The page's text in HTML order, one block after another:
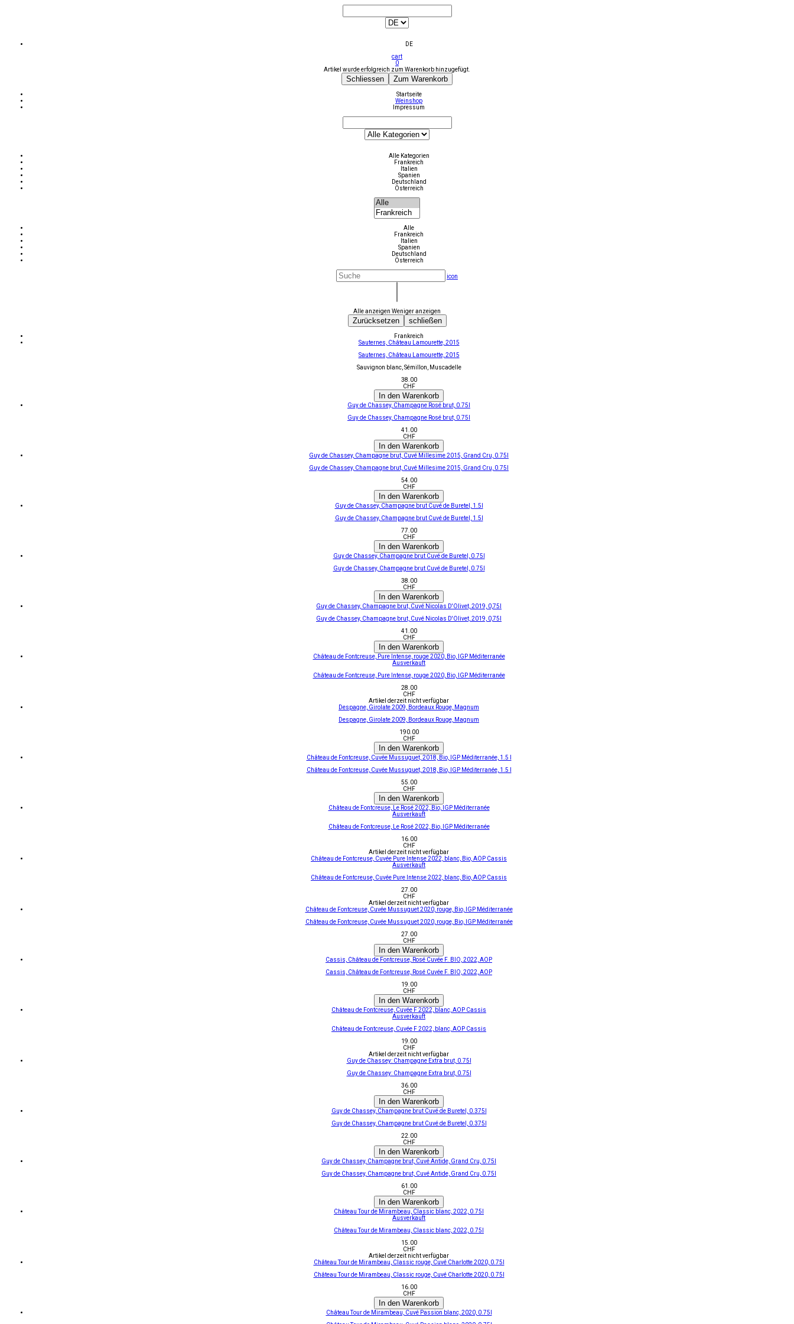
DE
cart
0
Artikel wurde erfolgreich zum Warenkorb hinzugefügt.
Schliessen Zum Warenkorb
Startseite
Weinshop
Impressum
Alle Kategorien
Frankreich
Italien
Spanien
Deutschland
Österreich
Alle
Frankreich
Italien
Spanien
Deutschland
Österreich
icon
Alle anzeigen Weniger anzeigen
Zurücksetzen schließen
Frankreich
Sauternes, Château Lamourette, 2015
Sauternes, Château Lamourette, 2015
Sauvignon blanc, Sémillon, Muscadelle
38.00
CHF
In den Warenkorb
Guy de Chassey, Champagne Rosé brut, 0.75l
Guy de Chassey, Champagne Rosé brut, 0.75l
41.00
CHF
In den Warenkorb
Guy de Chassey, Champagne brut, Cuvé Millesime 2015, Grand Cru, 0.75l
Guy de Chassey, Champagne brut, Cuvé Millesime 2015, Grand Cru, 0.75l
54.00
CHF
In den Warenkorb
Guy de Chassey, Champagne brut Cuvé de Buretel, 1.5l
Guy de Chassey, Champagne brut Cuvé de Buretel, 1.5l
77.00
CHF
In den Warenkorb
Guy de Chassey, Champagne brut Cuvé de Buretel, 0.75l
Guy de Chassey, Champagne brut Cuvé de Buretel, 0.75l
38.00
CHF
In den Warenkorb
Guy de Chassey, Champagne brut, Cuvé Nicolas D'Olivet, 2019, 0,75l
Guy de Chassey, Champagne brut, Cuvé Nicolas D'Olivet, 2019, 0,75l
41.00
CHF
In den Warenkorb
Château de Fontcreuse, Pure Intense, rouge 2020, Bio, IGP Méditerranée
Ausverkauft
Château de Fontcreuse, Pure Intense, rouge 2020, Bio, IGP Méditerranée
28.00
CHF
Artikel derzeit nicht verfügbar
Despagne, Girolate 2009, Bordeaux Rouge, Magnum
Despagne, Girolate 2009, Bordeaux Rouge, Magnum
190.00
CHF
In den Warenkorb
Château de Fontcreuse, Cuvée Mussuguet, 2018, Bio, IGP Méditerranée, 1.5 l
Château de Fontcreuse, Cuvée Mussuguet, 2018, Bio, IGP Méditerranée, 1.5 l
55.00
CHF
In den Warenkorb
Château de Fontcreuse, Le Rosé 2022, Bio, IGP Méditerranée
Ausverkauft
Château de Fontcreuse, Le Rosé 2022, Bio, IGP Méditerranée
16.00
CHF
Artikel derzeit nicht verfügbar
Château de Fontcreuse, Cuvée Pure Intense 2022, blanc, Bio, AOP Cassis
Ausverkauft
Château de Fontcreuse, Cuvée Pure Intense 2022, blanc, Bio, AOP Cassis
27.00
CHF
Artikel derzeit nicht verfügbar
Château de Fontcreuse, Cuvée Mussuguet 2020, rouge, Bio, IGP Méditerranée
Château de Fontcreuse, Cuvée Mussuguet 2020, rouge, Bio, IGP Méditerranée
27.00
CHF
In den Warenkorb
Cassis, Château de Fontcreuse, Rosé Cuvée F. BIO, 2022, AOP
Cassis, Château de Fontcreuse, Rosé Cuvée F. BIO, 2022, AOP
19.00
CHF
In den Warenkorb
Château de Fontcreuse, Cuvée F 2022, blanc, AOP Cassis
Ausverkauft
Château de Fontcreuse, Cuvée F 2022, blanc, AOP Cassis
19.00
CHF
Artikel derzeit nicht verfügbar
Guy de Chassey: Champagne Extra brut, 0.75l
Guy de Chassey: Champagne Extra brut, 0.75l
36.00
CHF
In den Warenkorb
Guy de Chassey, Champagne brut Cuvé de Buretel, 0.375l
Guy de Chassey, Champagne brut Cuvé de Buretel, 0.375l
22.00
CHF
In den Warenkorb
Guy de Chassey, Champagne brut, Cuvé Antide, Grand Cru, 0.75l
Guy de Chassey, Champagne brut, Cuvé Antide, Grand Cru, 0.75l
61.00
CHF
In den Warenkorb
Château Tour de Mirambeau, Classic blanc, 2022, 0.75l
Ausverkauft
Château Tour de Mirambeau, Classic blanc, 2022, 0.75l
15.00
CHF
Artikel derzeit nicht verfügbar
Château Tour de Mirambeau, Classic rouge, Cuvé Charlotte 2020, 0.75l
Château Tour de Mirambeau, Classic rouge, Cuvé Charlotte 2020, 0.75l
16.00
CHF
In den Warenkorb
Château Tour de Mirambeau, Cuvé Passion blanc, 2020, 0.75l